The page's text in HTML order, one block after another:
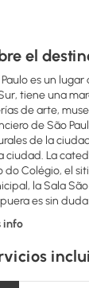
el
es un
tiene una
de arte,
de São
de la
ciudad. La
do Colégio, el
la Sala
es sin
info